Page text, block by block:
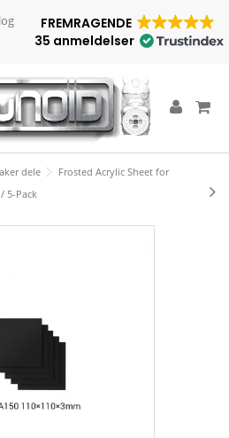
FREMRAGENDE
35 anmeldelser
dele
Frosted Acrylic Sheet for
5-Pack